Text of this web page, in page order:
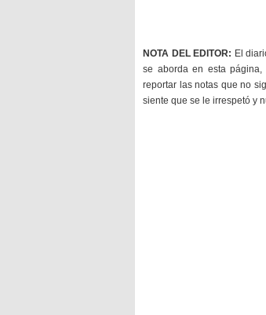
NOTA DEL EDITOR: El
se aborda en esta página,
reportar las notas que no
siente que se le irrespetó y